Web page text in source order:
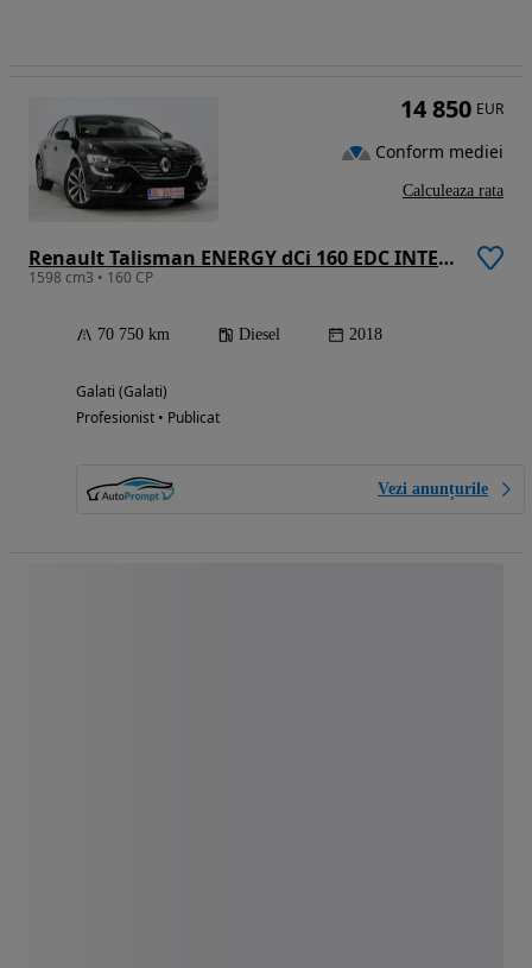
Renault Talisman ENERGY dCi 160 EDC INTENS
1598 cm3 • 160 CP
70 750 km Diesel 2018
Galati (Galati)
Profesionist • Publicat
Vezi anunțurile
14 850 EUR
Conform mediei
Calculeaza rata